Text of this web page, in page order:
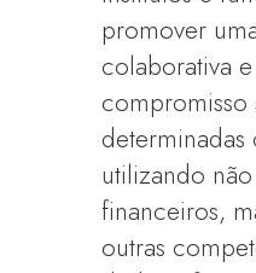
promover
colaborativa
determinadas
utilizando
financeiros,
outras